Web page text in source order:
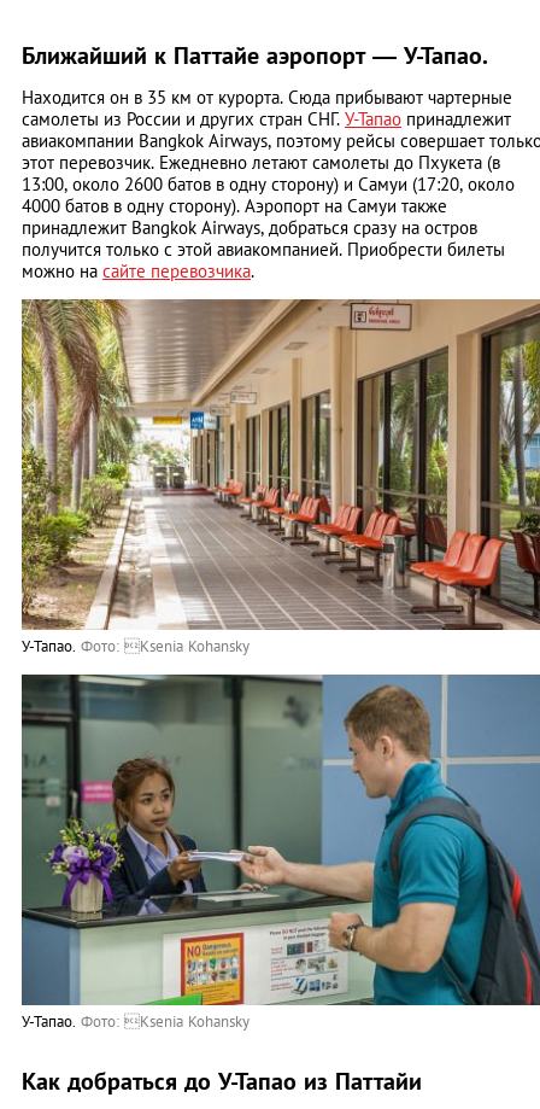
Ближайший к Паттайе аэропорт — У-Тапао.
Находится он в 35 км от курорта. Сюда прибывают чартерные
самолеты из России и других стран СНГ. У-Тапао принадлежит
авиакомпании Bangkok Airways, поэтому рейсы совершает
этот перевозчик. Ежедневно летают самолеты до Пхукета (в
13:00, около 2600 батов в одну сторону) и Самуи (17:20, около
4000 батов в одну сторону). Аэропорт на Самуи также
принадлежит Bangkok Airways, добраться сразу на остров
получится только с этой авиакомпанией. Приобрести билеты
можно на сайте перевозчика.
У-Тапао. Фото: Ksenia Kohansky
У-Тапао. Фото: Ksenia Kohansky
Как добраться до У-Тапао из Паттайи